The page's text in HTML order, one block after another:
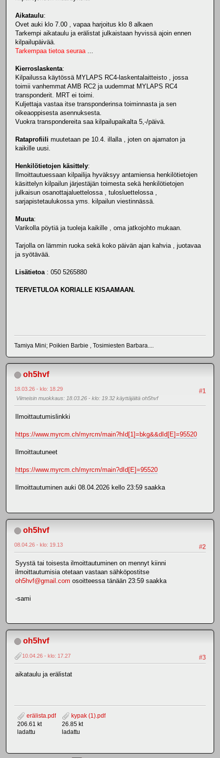
Aikataulu:
Ovet auki klo 7.00 , vapaa harjoitus klo 8 alkaen
Tarkempi aikataulu ja erälistat julkaistaan hyvissä ajoin ennen
kilpailupäivää.
Tarkempaa tietoa seuraa
Kierroslaskenta:
Kilpailussa käytössä MYLAPS RC4-laskentalaitteisto , jossa
toimii vanhemmat AMB RC2 ja uudemmat MYLAPS RC4
transponderit. MRT ei toimi.
Kuljettaja vastaa itse transponderinsa toiminnasta ja sen
oikeaoppisesta asennuksesta.
Vuokra transpondereita saa kilpailupaikalta 5,-/päivä.
Rataprofiili muutetaan pe 10.4. illalla , joten on ajamaton ja
kaikille uusi.
Henkilötietojen käsittely:
Ilmoittautuessaan kilpailija hyväksyy antamiensa henkilötietojen
käsittelyn kilpailun järjestäjän toimesta sekä henkilötietojen
julkaisun osanottajaluettelossa , tulosluettelossa ,
sarjapistetaulukossa yms. kilpailun viestinnässä.
Muuta:
Varikolla pöytiä ja tuoleja kaikille , oma jatkojohto mukaan.
Tarjolla on lämmin ruoka sekä koko päivän ajan kahvia , juotavaa
ja syötävää.
Lisätietoa : 050 5265880
TERVETULOA KORIALLE KISAAMAAN.
Tamiya Mini; Poikien Barbie , Tosimiesten Barbara....
oh5hvf
#1
18.03.26 - klo: 18.29
Viimeisin muokkaus: 18.03.26 - klo: 19.32 käyttäjältä oh5hvf
Ilmoittautumislinkki
https://www.myrcm.ch/myrcm/main?hId[1]=bkg&&dId[E]=95520
Ilmoittautuneet
https://www.myrcm.ch/myrcm/main?dId[E]=95520
Ilmoittautuminen auki 08.04.2026 kello 23:59 saakka
oh5hvf
#2
08.04.26 - klo: 19.13
Syystä tai toisesta ilmoittautuminen on mennyt kiinni
ilmoittautumisia otetaan vastaan sähköpostitse
oh5hvf@gmail.com osoitteessa tänään 23:59 saakka
-sami
oh5hvf
#3
10.04.26 - klo: 17.27
aikataulu ja erälistat
erälista.pdf
206.61 kt
ladattu
kypak (1).pdf
26.85 kt
ladattu